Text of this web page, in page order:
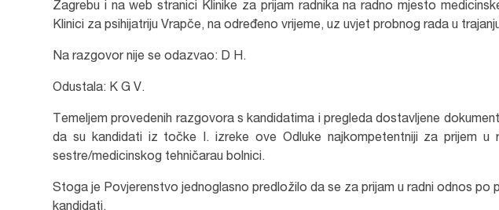
Zagrebu i na web stranici Klinike za prijam radnika na radno mjesto
Klinici za psihijatriju Vrapče, na određeno vrijeme, uz uvjet probnog rada u
Na razgovor nije se odazvao: D H.
Odustala: K G V.
Temeljem provedenih razgovora s kandidatima i pregleda dostavljene
da su kandidati iz točke I. izreke ove Odluke najkompetentniji za prijem u
sestre/medicinskog tehničarau bolnici.
Stoga je Povjerenstvo jednoglasno predložilo da se za prijam u radni odnos po